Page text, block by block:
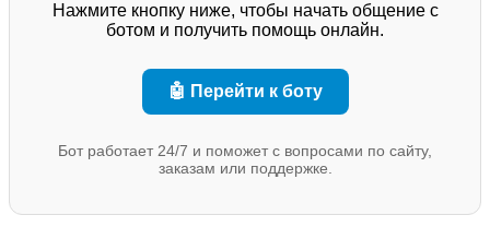
Нажмите кнопку ниже, чтобы начать общение с
ботом и получить помощь онлайн.
🤖 Перейти к боту
Бот работает 24/7 и поможет с вопросами по сайту,
заказам или поддержке.